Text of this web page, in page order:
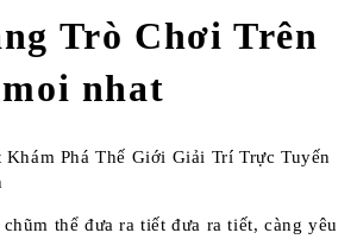
Trò Chơi Trên
nhat
thể đưa ra tiết đưa ra tiết, càng yêu